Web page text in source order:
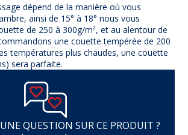
dépend de la manière où vous
ainsi de 15° à 18° nous vous
de 250 à 300g/m², et au alentour de
une couette tempérée de 200
températures plus chaudes, une couette
sera parfaite.
QUESTION SUR CE PRODUIT ?